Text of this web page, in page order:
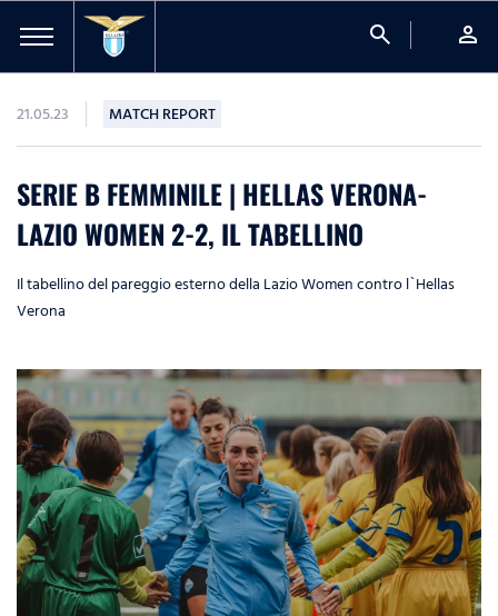
search person
21.05.23 MATCH REPORT
SERIE B FEMMINILE | HELLAS VERONA-
LAZIO WOMEN 2-2, IL TABELLINO
Il tabellino del pareggio esterno della Lazio Women contro l`Hellas
Verona